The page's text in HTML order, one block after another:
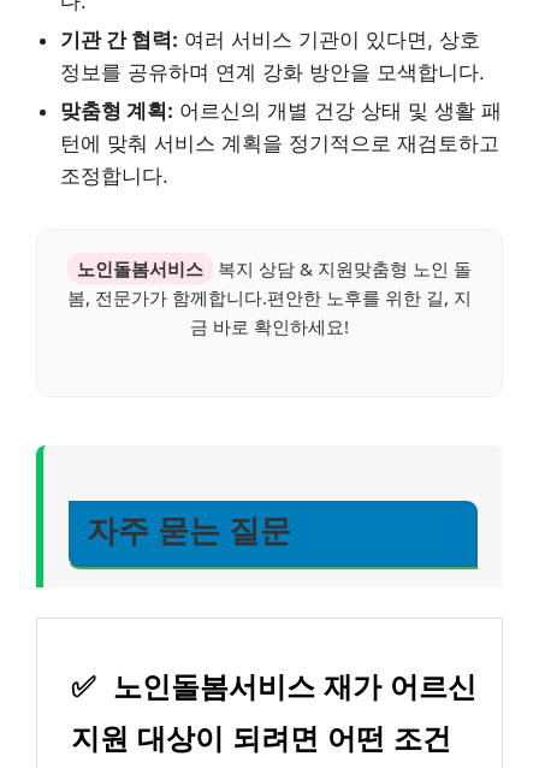
기관 간 협력: 여러 서비스 기관이 있다면, 상호
정보를 공유하며 연계 강화 방안을 모색합니다.
맞춤형 계획: 어르신의 개별 건강 상태 및 생활 패
턴에 맞춰 서비스 계획을 정기적으로 재검토하고
조정합니다.
노인돌봄서비스
복지 상담 & 지원맞춤형 노인 돌
봄, 전문가가 함께합니다.편안한 노후를 위한 길, 지
금 바로 확인하세요!
자주 묻는 질문
✅ 노인돌봄서비스 재가 어르신
지원 대상이 되려면 어떤 조건